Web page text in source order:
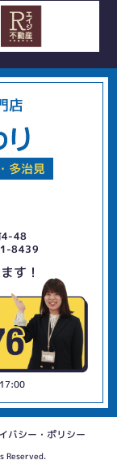
店
多治見
4-48
8439
す！
バシー・ポリシー
Reserved.